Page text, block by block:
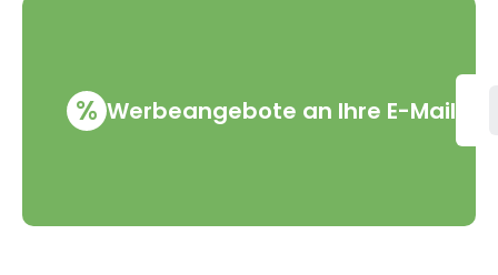
% Werbeangebote an Ihre E-Mail